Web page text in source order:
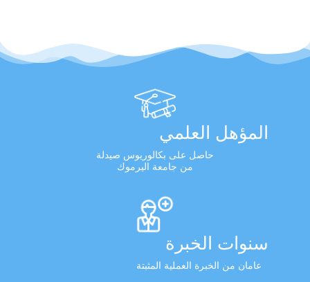
المؤهل العلمي
حاصل على بكالوريوس صيدلة
من جامعة اليرموك
سنوات الخبرة
عامان من الخبرة العملية المثبتة